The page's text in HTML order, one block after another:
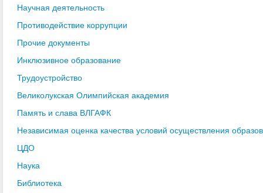
Научная деятельность
Противодействие коррупции
Прочие документы
Инклюзивное образование
Трудоустройство
Великолукская Олимпийская академия
Память и слава ВЛГАФК
Независимая оценка качества условий осуществления
ЦДО
Наука
Библиотека